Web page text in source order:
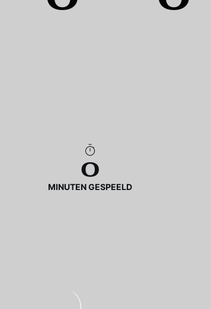
0
MINUTEN GESPEELD